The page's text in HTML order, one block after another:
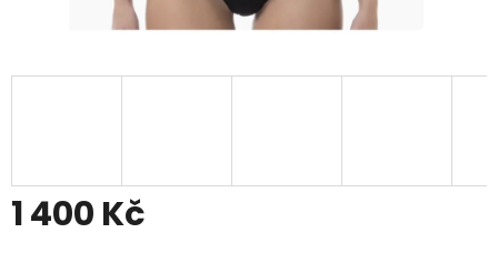
1 400 Kč